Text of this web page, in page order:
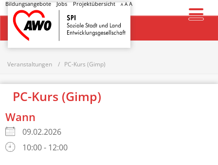
Bildungsangebote Jobs Projektübersicht A AA
Startseite
Veranstaltungen PC-Kurs (Gimp)
PC-Kurs (Gimp)
Wann
09.02.2026
10:00 - 12:00